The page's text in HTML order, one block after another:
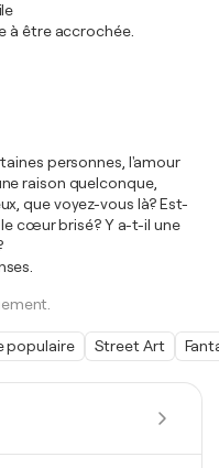
à être accrochée.
personnes, l'amour
raison quelconque,
que voyez-vous là? Est-
cœur brisé? Y a-t-il une
populaire Street Art